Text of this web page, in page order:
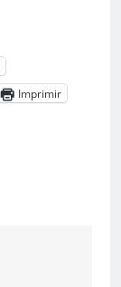
Imprimir